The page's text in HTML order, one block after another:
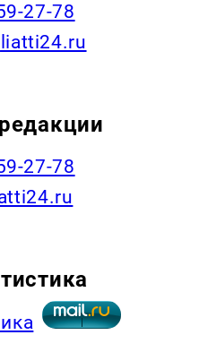
27-78
27-78